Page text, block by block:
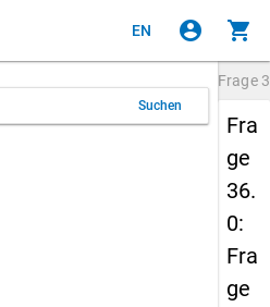
EN account_circle shopping_cart
Suchen
Frage
Fra
ge
36.
0:
Fra
ge